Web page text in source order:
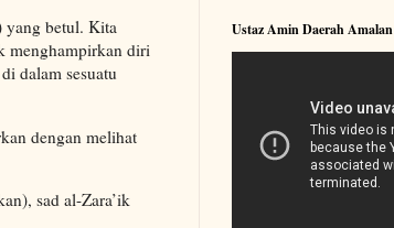
yang betul. Kita
menghampirkan diri
dalam sesuatu
dengan melihat
sad al-Zara’ik
Ustaz Amin Daerah Amalan